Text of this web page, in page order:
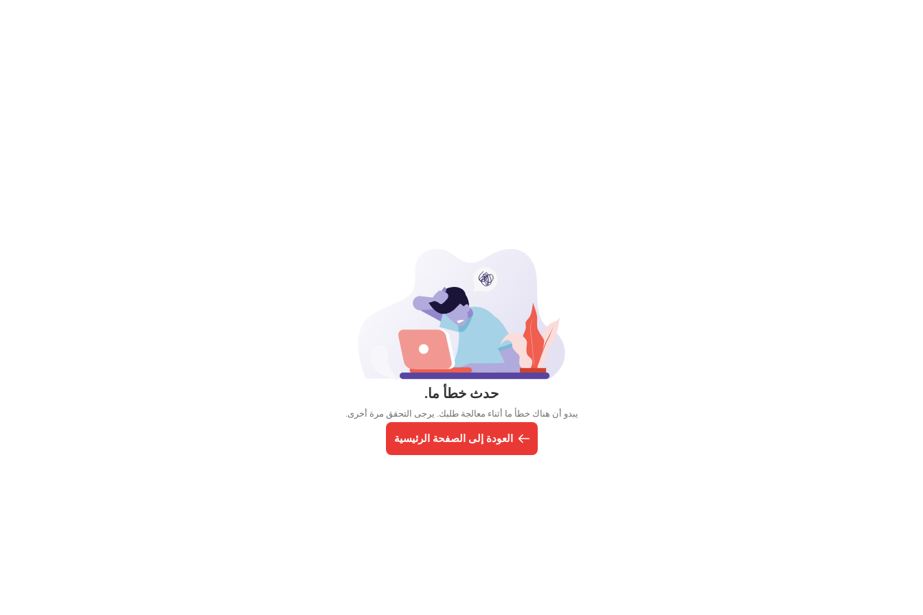
حدث خطأ ما.
يبدو أن هناك خطأ ما أثناء معالجة طلبك. يرجى التحقق مرة أخرى.
العودة إلى الصفحة الرئيسية